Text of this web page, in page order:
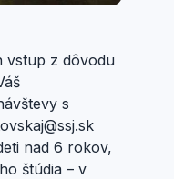
vstup z dôvodu
s
nad 6 rokov,
štúdia – v